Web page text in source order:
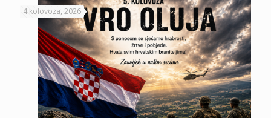
4 kolovoza, 2026